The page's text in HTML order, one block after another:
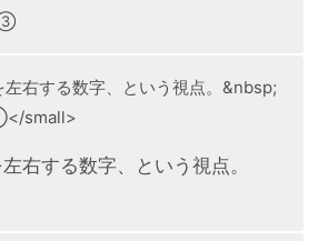
③
右する数字、という視点。